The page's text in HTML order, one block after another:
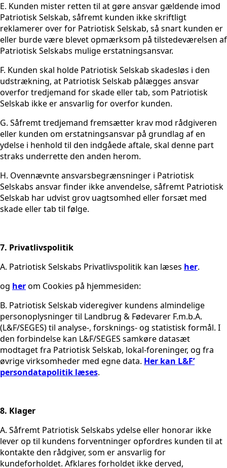
E. Kunden mister retten til at gøre ansvar gældende imod
Patriotisk Selskab, såfremt kunden ikke skriftligt
reklamerer over for Patriotisk Selskab, så snart kunden er
eller burde være blevet opmærksom på tilstedeværelsen af
Patriotisk Selskabs mulige erstatningsansvar.
F. Kunden skal holde Patriotisk Selskab skadesløs i den
udstrækning, at Patriotisk Selskab pålægges ansvar
overfor tredjemand for skade eller tab, som Patriotisk
Selskab ikke er ansvarlig for overfor kunden.
G. Såfremt tredjemand fremsætter krav mod rådgiveren
eller kunden om erstatningsansvar på grundlag af en
ydelse i henhold til den indgåede aftale, skal denne part
straks underrette den anden herom.
H. Ovennævnte ansvarsbegrænsninger i Patriotisk
Selskabs ansvar finder ikke anvendelse, såfremt Patriotisk
Selskab har udvist grov uagtsomhed eller forsæt med
skade eller tab til følge.
7. Privatlivspolitik
A. Patriotisk Selskabs Privatlivspolitik kan læses her.
og herom Cookies på hjemmesiden:
B. Patriotisk Selskab videregiver kundens almindelige
personoplysninger til Landbrug & Fødevarer F.m.b.A.
(L&F/SEGES) til analyse-, forsknings- og statistisk formål. I
den forbindelse kan L&F/SEGES samkøre datasæt
modtaget fra Patriotisk Selskab, lokal-foreninger, og fra
øvrige virksomheder med egne data. Her kan L&F’
persondatapolitik læses.
8. Klager
A. Såfremt Patriotisk Selskabs ydelse eller honorar ikke
lever op til kundens forventninger opfordres kunden til at
kontakte den rådgiver, som er ansvarlig for
kundeforholdet. Afklares forholdet ikke derved,